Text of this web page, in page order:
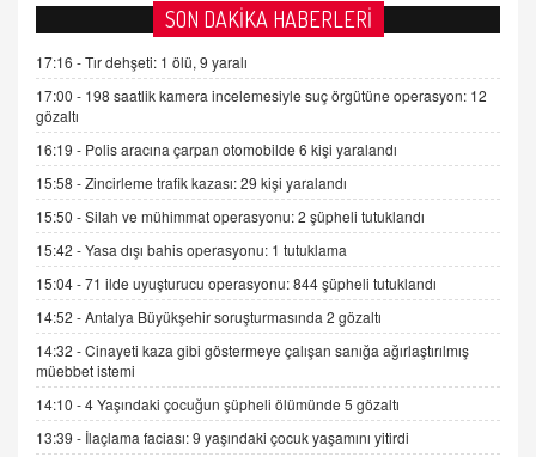
AV. DOĞAN CAN DOĞAN
Kişisel verilerin korunması ve dijital hukukun
gelişimi
15.09.2025 16:17
SEHER EREK
Kış Ayları Geldi, Hangi Önlemler Alınmalı?
9.12.2025 10:11
İNCİ GÜL AKÖL
Trump Keşke Adana'yı da Ziyaret Etse...
06.07.2026 13:00
ADEM AKÖL
Esed Destekçilerinin Yüzüne Vurulan Şamar:
Sednaya
11.12.2024 12:30
SON DAKİKA HABERLERİ
17:16 -Tır dehşeti: 1 ölü, 9 yaralı
17:00 - 198 saatlik kamera incelemesiyle suç örgütüne operasyon: 12
gözaltı
16:19 - Polis aracına çarpan otomobilde 6 kişi yaralandı
15:58 -Zincirleme trafik kazası: 29 kişi yaralandı
15:50 -Silah ve mühimmat operasyonu: 2 şüpheli tutuklandı
15:42 -Yasa dışı bahis operasyonu: 1 tutuklama
15:04 -71 ilde uyuşturucu operasyonu: 844 şüpheli tutuklandı
14:52 -Antalya Büyükşehir soruşturmasında 2 gözaltı
14:32 -Cinayeti kaza gibi göstermeye çalışan sanığa ağırlaştırılmış
müebbet istemi
14:10 -4 Yaşındaki çocuğun şüpheli ölümünde 5 gözaltı
13:39 - İlaçlama faciası: 9 yaşındaki çocuk yaşamını yitirdi